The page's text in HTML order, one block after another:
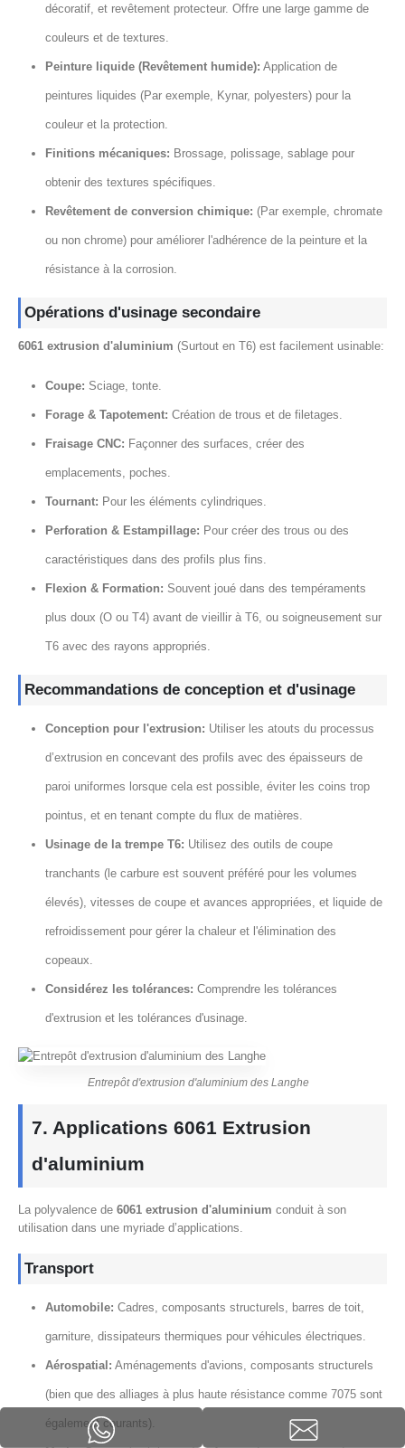
décoratif, et revêtement protecteur. Offre une large gamme de
couleurs et de textures.
Peinture liquide (Revêtement humide): Application de
peintures liquides (Par exemple, Kynar, polyesters) pour la
couleur et la protection.
Finitions mécaniques: Brossage, polissage, sablage pour
obtenir des textures spécifiques.
Revêtement de conversion chimique: (Par exemple, chromate
ou non chrome) pour améliorer l'adhérence de la peinture et la
résistance à la corrosion.
Opérations d'usinage secondaire
6061 extrusion d'aluminium (Surtout en T6) est facilement usinable:
Coupe: Sciage, tonte.
Forage & Tapotement: Création de trous et de filetages.
Fraisage CNC: Façonner des surfaces, créer des
emplacements, poches.
Tournant: Pour les éléments cylindriques.
Perforation & Estampillage: Pour créer des trous ou des
caractéristiques dans des profils plus fins.
Flexion & Formation: Souvent joué dans des tempéraments
plus doux (O ou T4) avant de vieillir à T6, ou soigneusement sur
T6 avec des rayons appropriés.
Recommandations de conception et d'usinage
Conception pour l'extrusion: Utiliser les atouts du processus
d’extrusion en concevant des profils avec des épaisseurs de
paroi uniformes lorsque cela est possible, éviter les coins trop
pointus, et en tenant compte du flux de matières.
Usinage de la trempe T6: Utilisez des outils de coupe
tranchants (le carbure est souvent préféré pour les volumes
élevés), vitesses de coupe et avances appropriées, et liquide de
refroidissement pour gérer la chaleur et l'élimination des
copeaux.
Considérez les tolérances: Comprendre les tolérances
d'extrusion et les tolérances d'usinage.
Entrepôt d'extrusion d'aluminium des Langhe
7. Applications 6061 Extrusion
d'aluminium
La polyvalence de 6061 extrusion d'aluminium conduit à son
utilisation dans une myriade d’applications.
Transport
Automobile: Cadres, composants structurels, barres de toit,
garniture, dissipateurs thermiques pour véhicules électriques.
Aérospatial: Aménagements d'avions, composants structurels
(bien que des alliages à plus haute résistance comme 7075 sont
également courants).